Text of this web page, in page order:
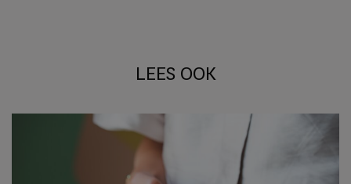
LEES OOK